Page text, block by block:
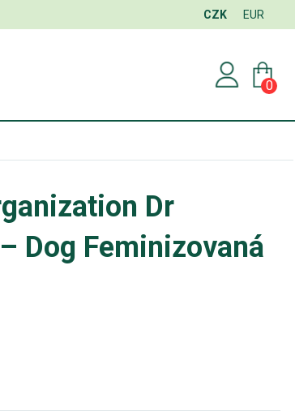
CZK EUR
0
Dr
Dog Feminizovaná